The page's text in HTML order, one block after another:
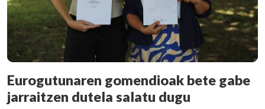
Eurogutunaren gomendioak bete gabe
jarraitzen dutela salatu dugu